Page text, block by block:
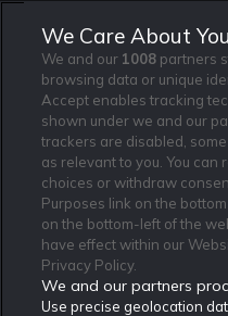
Jag vill få nyhetsbrev från
och villkor gäller. *
Affiliate Modell
Om Rekatochklart
Kontakta oss
Redaktionen
F.A.Q
We Care About
We and our 1008 partners
browsing data or unique
Accept enables tracking
shown under we and our
trackers are disabled,
as relevant to you. You can
choices or withdraw
Purposes link on the
on the bottom-left of the
have effect within our
Privacy Policy.
We and our partners
Use precise geolocation